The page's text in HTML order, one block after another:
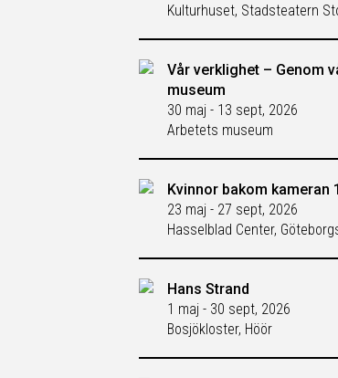
Kulturhuset, Stadsteatern
Vår verklighet – Genom
museum
30 maj - 13 sept, 2026
Arbetets museum
Kvinnor bakom kameran
23 maj - 27 sept, 2026
Hasselblad Center,
Hans Strand
1 maj - 30 sept, 2026
Bosjökloster, Höör